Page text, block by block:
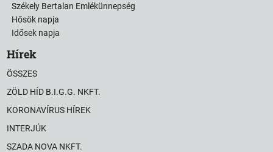
Székely Bertalan Emlékünnepség
Hősök napja
Idősek napja
Hírek
ÖSSZES
ZÖLD HÍD B.I.G.G. NKFT.
KORONAVÍRUS HÍREK
INTERJÚK
SZADA NOVA NKFT.